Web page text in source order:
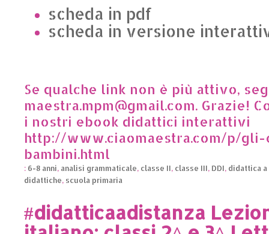
scheda in pdf
scheda in versione
Se qualche link non è più attivo,
maestra.mpm@gmail.com. Grazie!
i nostri ebook didattici interattivi
http://www.ciaomaestra.com/p/
bambini.html
: 6-8 anni, analisi grammaticale, classe II, classe III, DDI, didattica a
didattiche, scuola primaria
#didatticaadistanza